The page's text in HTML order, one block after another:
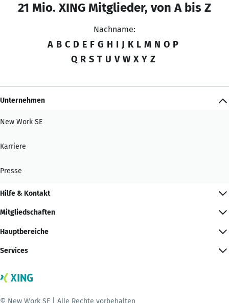
21 Mio. XING Mitglieder, von A bis Z
Nachname:
A B C D E F G H I J K L M N O P
Q R S T U V W X Y Z
Unternehmen
New Work SE
Karriere
Presse
Hilfe & Kontakt
Mitgliedschaften
Hauptbereiche
Services
© New Work SE | Alle Rechte vorbehalten